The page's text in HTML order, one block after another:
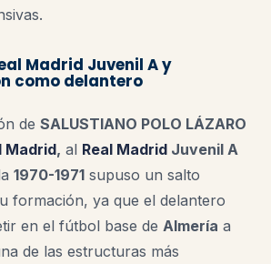
Madrid Juvenil A y
como delantero
de SALUSTIANO POLO LÁZARO
Madrid, al Real Madrid Juvenil A
1970-1971 supuso un salto
formación, ya que el delantero
en el fútbol base de Almería a
de las estructuras más